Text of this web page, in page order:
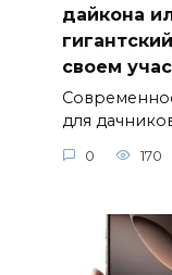
дайкона
своем
для
0 170